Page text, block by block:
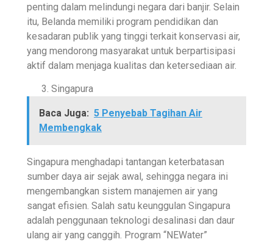
penting dalam melindungi negara dari banjir. Selain
itu, Belanda memiliki program pendidikan dan
kesadaran publik yang tinggi terkait konservasi air,
yang mendorong masyarakat untuk berpartisipasi
aktif dalam menjaga kualitas dan ketersediaan air.
Singapura
Baca Juga: 5 Penyebab Tagihan Air
Membengkak
Singapura menghadapi tantangan keterbatasan
sumber daya air sejak awal, sehingga negara ini
mengembangkan sistem manajemen air yang
sangat efisien. Salah satu keunggulan Singapura
adalah penggunaan teknologi desalinasi dan daur
ulang air yang canggih. Program “NEWater”